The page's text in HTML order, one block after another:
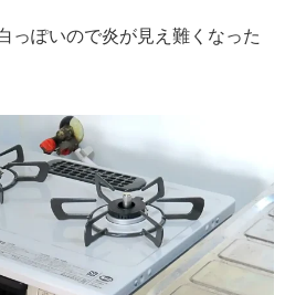
っぽいので炎が見え難くなった